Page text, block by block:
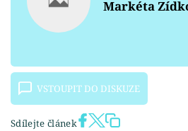
Markéta
VSTOUPIT DO DISKUZE
Sdílejte článek